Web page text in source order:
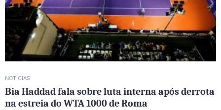
NOTÍCIAS
Bia Haddad fala sobre luta interna após derrota
na estreia do WTA 1000 de Roma